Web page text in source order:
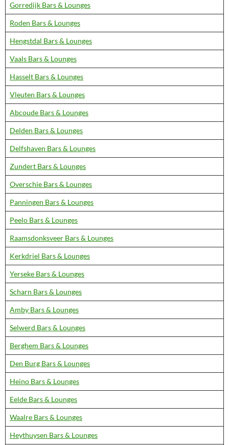
Gorredijk Bars & Lounges
Roden Bars & Lounges
Hengstdal Bars & Lounges
Vaals Bars & Lounges
Hasselt Bars & Lounges
Vleuten Bars & Lounges
Abcoude Bars & Lounges
Delden Bars & Lounges
Delfshaven Bars & Lounges
Zundert Bars & Lounges
Overschie Bars & Lounges
Panningen Bars & Lounges
Peelo Bars & Lounges
Raamsdonksveer Bars & Lounges
Kerkdriel Bars & Lounges
Yerseke Bars & Lounges
Scharn Bars & Lounges
Amby Bars & Lounges
Selwerd Bars & Lounges
Berghem Bars & Lounges
Den Burg Bars & Lounges
Heino Bars & Lounges
Eelde Bars & Lounges
Waalre Bars & Lounges
Heythuysen Bars & Lounges